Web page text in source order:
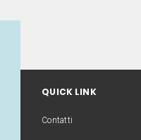
QUICK LINK
Contatti